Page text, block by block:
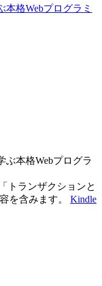
本格Webプログラミ
ぶ本格Webプログラ
トランザクションと
を含みます。 Kindle